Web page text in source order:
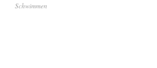
Schwimmen